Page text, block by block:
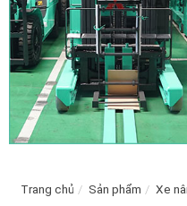
Trang chủ / Sản phẩm / Xe